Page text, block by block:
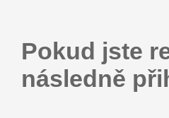
Pokud jste
následně